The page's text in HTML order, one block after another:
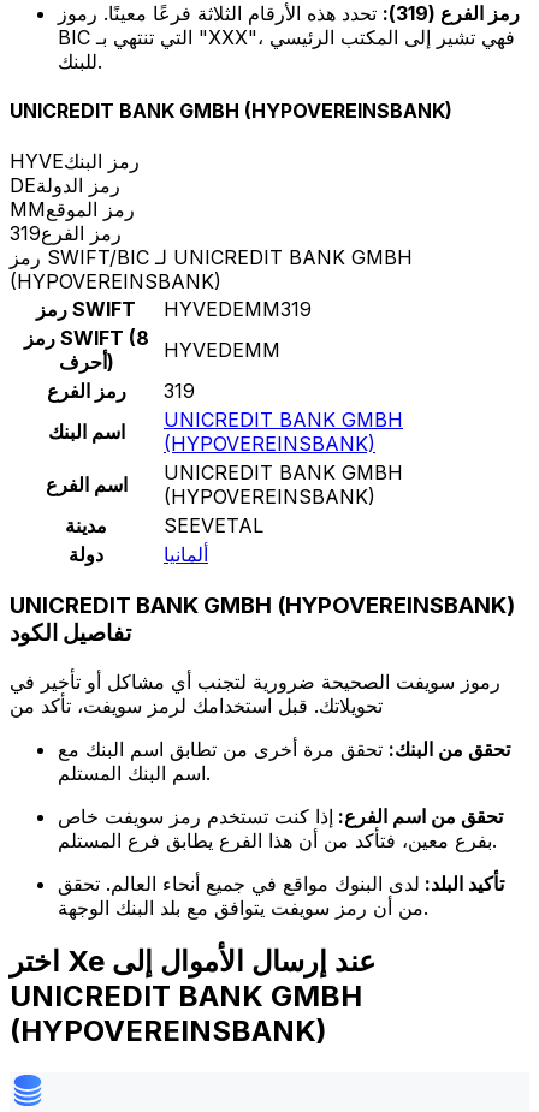
رمز الفرع (319):
تحدد هذه الأرقام الثلاثة فرعًا معينًا. رموز
BIC التي تنتهي بـ "XXX"، فهي تشير إلى المكتب الرئيسي
للبنك.
UNICREDIT BANK GMBH (HYPOVEREINSBANK)
HYVEرمز البنك
DEرمز الدولة
MMرمز الموقع
319رمز الفرع
رمز SWIFT/BIC لـ UNICREDIT BANK GMBH
(HYPOVEREINSBANK)
رمز SWIFT
HYVEDEMM319
رمز SWIFT (8
أحرف)
HYVEDEMM
رمز الفرع
319
اسم البنك
UNICREDIT BANK GMBH
(HYPOVEREINSBANK)
اسم الفرع
UNICREDIT BANK GMBH
(HYPOVEREINSBANK)
مدينة
SEEVETAL
دولة
ألمانيا
UNICREDIT BANK GMBH (HYPOVEREINSBANK)
تفاصيل الكود
رموز سويفت الصحيحة ضرورية لتجنب أي مشاكل أو تأخير في
تحويلاتك. قبل استخدامك لرمز سويفت، تأكد من
تحقق من البنك: تحقق مرة أخرى من تطابق اسم البنك مع
اسم البنك المستلم.
تحقق من اسم الفرع: إذا كنت تستخدم رمز سويفت خاص
بفرع معين، فتأكد من أن هذا الفرع يطابق فرع المستلم.
تأكيد البلد: لدى البنوك مواقع في جميع أنحاء العالم. تحقق
من أن رمز سويفت يتوافق مع بلد البنك الوجهة.
اختر Xe عند إرسال الأموال إلى
UNICREDIT BANK GMBH
(HYPOVEREINSBANK)